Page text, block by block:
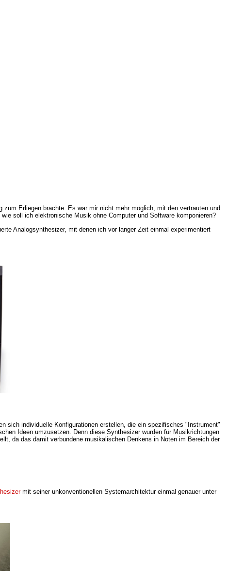
Erliegen brachte. Es war mir nicht mehr möglich, mit den vertrauten und
soll ich elektronische Musik ohne Computer und Software komponieren?
Analogsynthesizer, mit denen ich vor langer Zeit einmal experimentiert
sich individuelle Konfigurationen erstellen, die ein spezifisches "Instrument"
Ideen umzusetzen. Denn diese Synthesizer wurden für Musikrichtungen
da das damit verbundene musikalischen Denkens in Noten im Bereich der
mit seiner unkonventionellen Systemarchitektur einmal genauer unter